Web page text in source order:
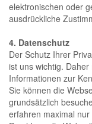
elektronischen oder
ausdrückliche
4. Datenschutz
Der Schutz Ihrer
ist uns wichtig.
Informationen zur
Sie können die
grundsätzlich
erfahren maximal